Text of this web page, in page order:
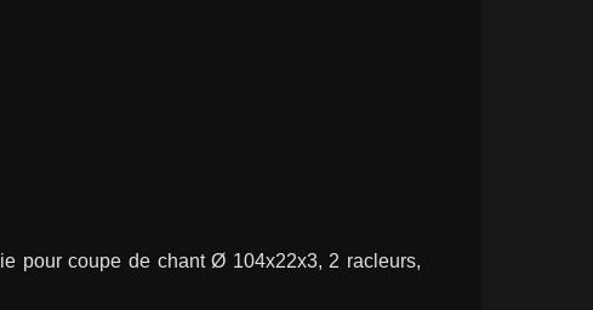
pour coupe de chant Ø 104x22x3, 2 racleurs,